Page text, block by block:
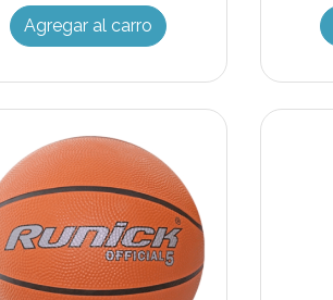
Agregar al carro